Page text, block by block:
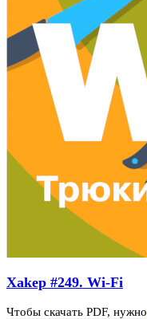
Xakep #249. Wi-Fi
Чтобы скачать PDF, нужно